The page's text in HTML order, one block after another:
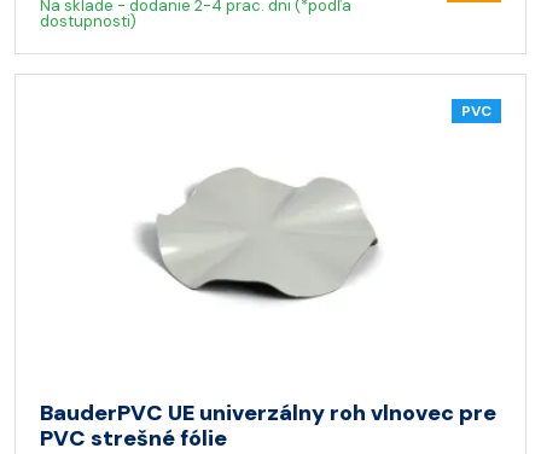
Na sklade - dodanie 2-4 prac. dni (*podľa
dostupnosti)
PVC
BauderPVC UE univerzálny roh vlnovec pre
PVC strešné fólie